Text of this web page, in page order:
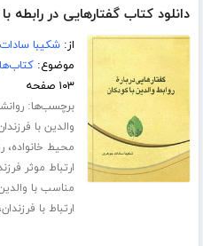
دانلود کتاب گفتارهایی در رابطه
از:شکیبا
موضوع:
۱۰۳ صفحه
برچسب‌ها:
والدین با
محیط خانواده،
ارتباط موثر
مناسب با
ارتباط با فرزندان،